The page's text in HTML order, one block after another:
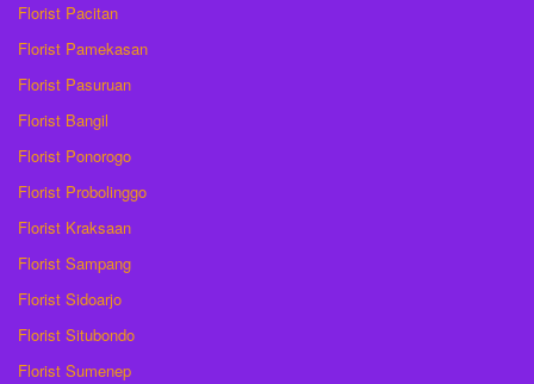
Florist Pacitan
Florist Pamekasan
Florist Pasuruan
Florist Bangil
Florist Ponorogo
Florist Probolinggo
Florist Kraksaan
Florist Sampang
Florist Sidoarjo
Florist Situbondo
Florist Sumenep